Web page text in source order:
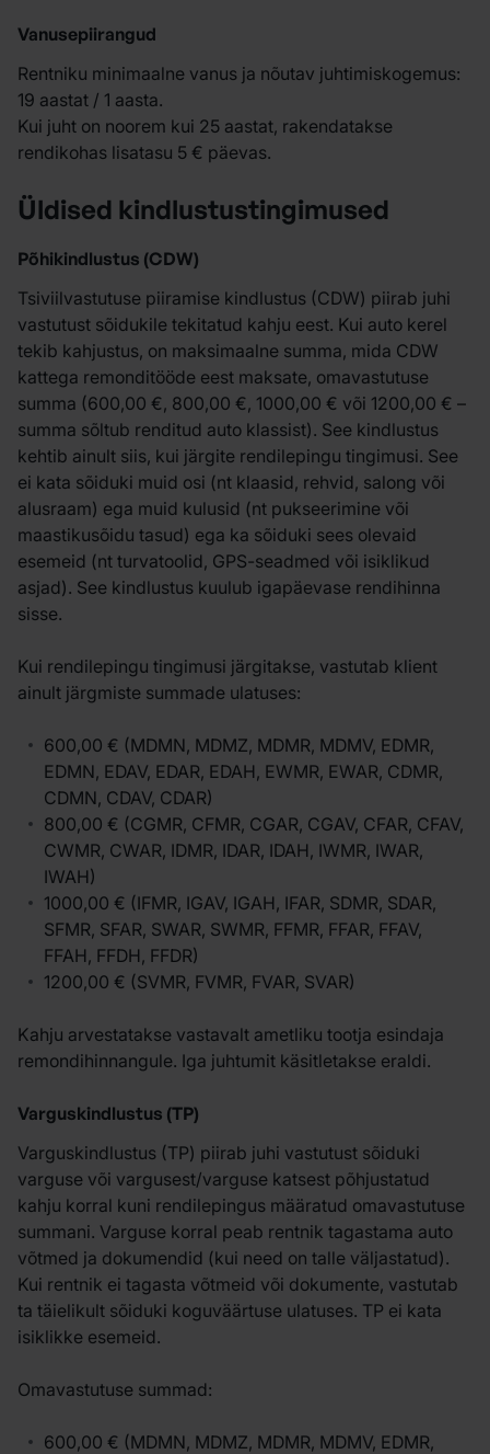
Vanusepiirangud
Rentniku minimaalne vanus ja nõutav juhtimiskogemus:
19 aastat / 1 aasta.
Kui juht on noorem kui 25 aastat, rakendatakse
rendikohas lisatasu 5 € päevas.
Üldised kindlustustingimused
Põhikindlustus (CDW)
Tsiviilvastutuse piiramise kindlustus (CDW) piirab juhi
vastutust sõidukile tekitatud kahju eest. Kui auto kerel
tekib kahjustus, on maksimaalne summa, mida CDW
kattega remonditööde eest maksate, omavastutuse
summa (600,00 €, 800,00 €, 1000,00 € või 1200,00 € –
summa sõltub renditud auto klassist). See kindlustus
kehtib ainult siis, kui järgite rendilepingu tingimusi. See
ei kata sõiduki muid osi (nt klaasid, rehvid, salong või
alusraam) ega muid kulusid (nt pukseerimine või
maastikusõidu tasud) ega ka sõiduki sees olevaid
esemeid (nt turvatoolid, GPS-seadmed või isiklikud
asjad). See kindlustus kuulub igapäevase rendihinna
sisse.
Kui rendilepingu tingimusi järgitakse, vastutab klient
ainult järgmiste summade ulatuses:
600,00 € (MDMN, MDMZ, MDMR, MDMV, EDMR,
EDMN, EDAV, EDAR, EDAH, EWMR, EWAR, CDMR,
CDMN, CDAV, CDAR)
800,00 € (CGMR, CFMR, CGAR, CGAV, CFAR, CFAV,
CWMR, CWAR, IDMR, IDAR, IDAH, IWMR, IWAR,
IWAH)
1000,00 € (IFMR, IGAV, IGAH, IFAR, SDMR, SDAR,
SFMR, SFAR, SWAR, SWMR, FFMR, FFAR, FFAV,
FFAH, FFDH, FFDR)
1200,00 € (SVMR, FVMR, FVAR, SVAR)
Kahju arvestatakse vastavalt ametliku tootja esindaja
remondihinnangule. Iga juhtumit käsitletakse eraldi.
Varguskindlustus (TP)
Varguskindlustus (TP) piirab juhi vastutust sõiduki
varguse või vargusest/varguse katsest põhjustatud
kahju korral kuni rendilepingus määratud omavastutuse
summani. Varguse korral peab rentnik tagastama auto
võtmed ja dokumendid (kui need on talle väljastatud).
Kui rentnik ei tagasta võtmeid või dokumente, vastutab
ta täielikult sõiduki koguväärtuse ulatuses. TP ei kata
isiklikke esemeid.
Omavastutuse summad:
600,00 € (MDMN, MDMZ, MDMR, MDMV, EDMR,